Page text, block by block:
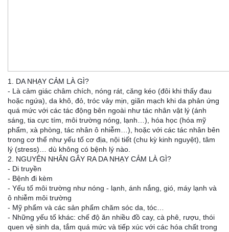
1. DA NHẠY CẢM LÀ GÌ?
- Là cảm giác châm chích, nóng rát, căng kéo (đôi khi thấy đau
hoặc ngứa), da khô, đỏ, tróc vảy mịn, giãn mạch khi da phản ứng
quá mức với các tác động bên ngoài như tác nhân vật lý (ánh
sáng, tia cực tím, môi trường nóng, lạnh…), hóa học (hóa mỹ
phẩm, xà phòng, tác nhân ô nhiễm…), hoặc với các tác nhân bên
trong cơ thể như yếu tố cơ địa, nội tiết (chu kỳ kinh nguyệt), tâm
lý (stress)… dù không có bệnh lý nào.
2. NGUYÊN NHÂN GÂY RA DA NHẠY CẢM LÀ GÌ?
- Di truyền
- Bệnh đi kèm
- Yếu tố môi trường như nóng - lạnh, ánh nắng, gió, máy lạnh và
ô nhiễm môi trường
- Mỹ phẩm và các sản phẩm chăm sóc da, tóc…
- Những yếu tố khác: chế độ ăn nhiều đồ cay, cà phê, rượu, thói
quen vệ sinh da, tắm quá mức và tiếp xúc với các hóa chất trong